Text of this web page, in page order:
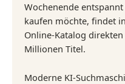
Wochenende
kaufen möchte, findet
Online-Katalog
Millionen Titel.
Moderne KI-